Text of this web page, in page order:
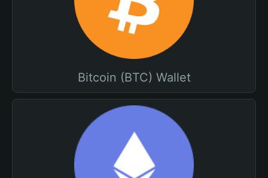
Bitcoin (BTC) Wallet